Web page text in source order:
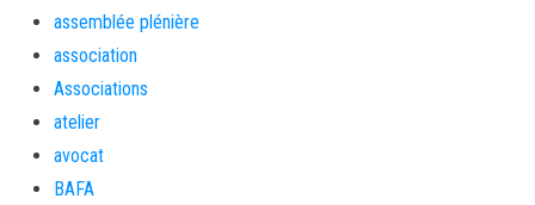
assemblée plénière
association
Associations
atelier
avocat
BAFA